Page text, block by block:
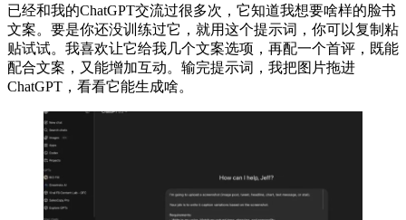
已经和我的ChatGPT交流过很多次，它知道我想要啥样的脸书
文案。要是你还没训练过它，就用这个提示词，你可以复制粘
贴试试。我喜欢让它给我几个文案选项，再配一个首评，既能
配合文案，又能增加互动。输完提示词，我把图片拖进
ChatGPT，看看它能生成啥。